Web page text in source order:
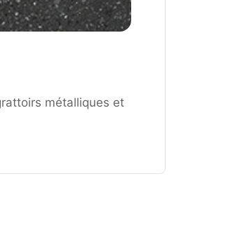
métalliques et